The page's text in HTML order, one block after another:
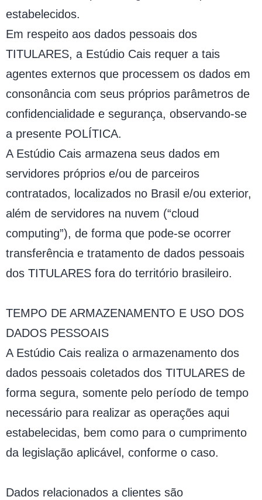
estabelecidos.
Em respeito aos dados pessoais dos
TITULARES, a Estúdio Cais requer a tais
agentes externos que processem os dados em
consonância com seus próprios parâmetros de
confidencialidade e segurança, observando-se
a presente POLÍTICA.
A Estúdio Cais armazena seus dados em
servidores próprios e/ou de parceiros
contratados, localizados no Brasil e/ou exterior,
além de servidores na nuvem (“cloud
computing”), de forma que pode-se ocorrer
transferência e tratamento de dados pessoais
dos TITULARES fora do território brasileiro.
TEMPO DE ARMAZENAMENTO E USO DOS
DADOS PESSOAIS
A Estúdio Cais realiza o armazenamento dos
dados pessoais coletados dos TITULARES de
forma segura, somente pelo período de tempo
necessário para realizar as operações aqui
estabelecidas, bem como para o cumprimento
da legislação aplicável, conforme o caso.
Dados relacionados a clientes são